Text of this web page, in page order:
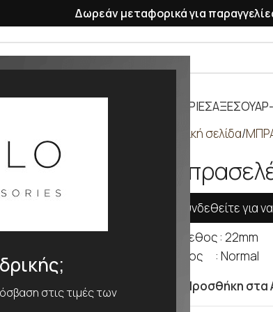
στις τιμές των
Δωρεάν μεταφορικά για
ΜΠΑΤΑΡΙΕΣ
Αρχική σελίδα
Συνδεθείτε για
Μέγεθος : 22mm
Μήκος : Normal
Προσθήκη στα